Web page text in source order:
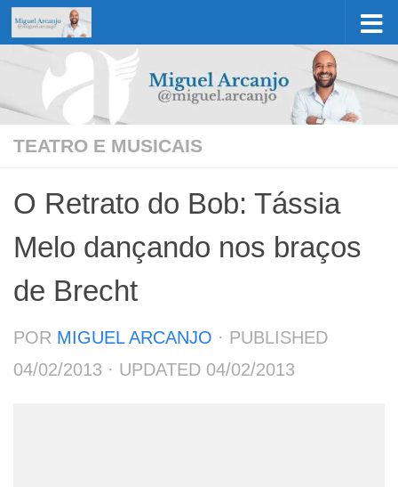
Skip to content
TEATRO E MUSICAIS
O Retrato do Bob: Tássia
Melo dançando nos braços
de Brecht
POR MIGUEL ARCANJO · PUBLISHED
04/02/2013 · UPDATED 04/02/2013